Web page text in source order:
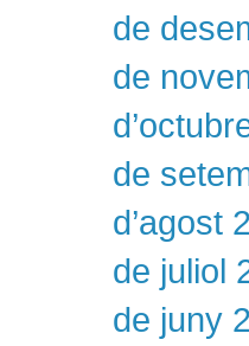
de
de
de
d’agost
de juliol
de juny